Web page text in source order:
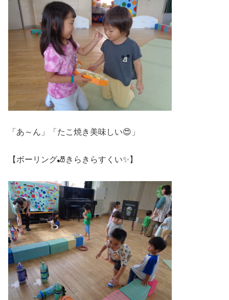
「あ～ん」「たこ焼き美味しい😍」
【ボーリング🎳きらきらすくい✨】